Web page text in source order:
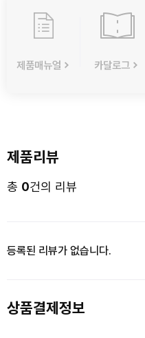
제품매뉴얼 카달로그
제품리뷰
총 0건의 리뷰
등록된 리뷰가 없습니다.
상품결제정보